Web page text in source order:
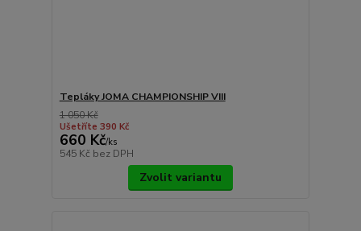
Tepláky JOMA CHAMPIONSHIP VIII
1 050 Kč
Ušetříte 390 Kč
660 Kč/ks
545 Kč bez DPH
Zvolit variantu